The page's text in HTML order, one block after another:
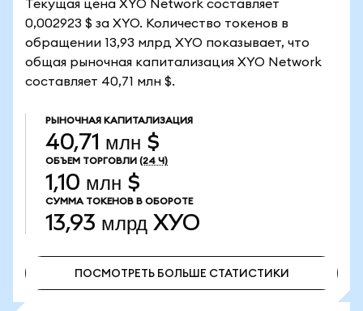
Текущая цена XYO Network составляет
0,002923 $ за XYO. Количество токенов в
обращении 13,93 млрд XYO показывает, что
общая рыночная капитализация XYO Network
составляет 40,71 млн $.
РЫНОЧНАЯ КАПИТАЛИЗАЦИЯ
40,71 млн $
ОБЪЕМ ТОРГОВЛИ (24 Ч)
1,10 млн $
СУММА ТОКЕНОВ В ОБОРОТЕ
13,93 млрд XYO
ПОСМОТРЕТЬ БОЛЬШЕ СТАТИСТИКИ